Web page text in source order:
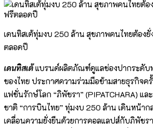
เดนทิสเต้ทุ่มงบ 250 ล้าน สุขภาพคนไทยต้อง
ตลอดปี
เดนทิสเต้แบรนด์ผลิตภัณฑ์ดูแลช่องปากระดับ
ของไทย ประกาศความร่วมมือข้ามสายธุรกิจ
แฟชั่นรักษ์โลก “ภิพัชรา” (PIPATCHARA) แล
ชาติ “การบินไทย” ทุ่มงบ 250 ล้าน เดินหน้าก
เคลื่อนความยั่งยืนด้วยการคอลแลปส์กับภิพัชร